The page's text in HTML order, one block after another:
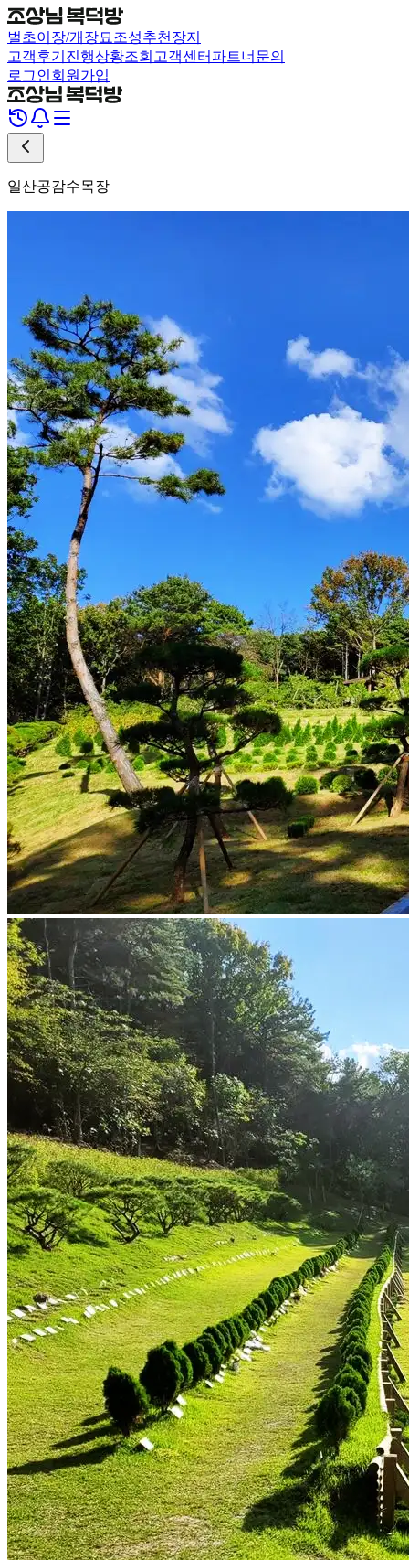
벌초이장/개장묘조성추천장지
고객후기 진행상황조회 고객센터 파트너문의
로그인회원가입
일산공감수목장